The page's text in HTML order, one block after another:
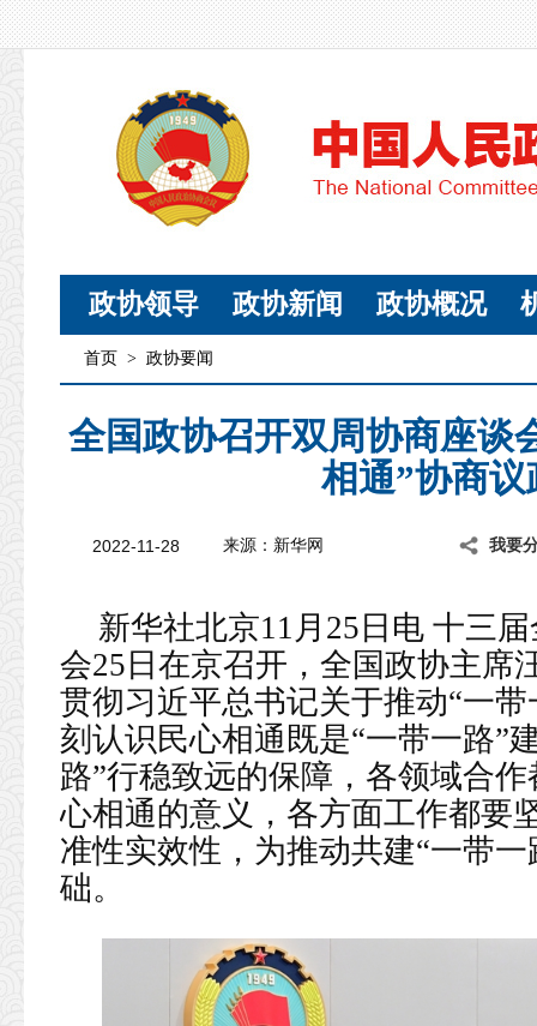
政协领导 政协新闻 政协概况
首页 > 政协要闻
全国政协召开双周协商座谈
相通”协商
2022-11-28 来源：新华网 我要
新华社北京11月25日电 十三
会25日在京召开，全国政协主席
贯彻习近平总书记关于推动“一
刻认识民心相通既是“一带一路”
路”行稳致远的保障，各领域合
心相通的意义，各方面工作都要
准性实效性，为推动共建“一带
础。